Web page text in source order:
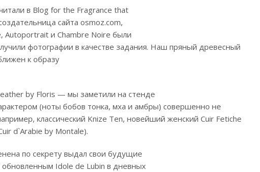
в Blog for the Fragrance that
сайта osmoz.com,
Autoportrait и Chambre Noire были
фотографии в качестве задания. Наш пряный древесный
к образу
by Floris — мы заметили на стенде
(ноты бобов тонка, мха и амбры) совершенно не
классический Knize Ten, новейший женский Cuir Fetiche
d`Arabie by Montale).
по секрету выдал свои будущие
Idole de Lubin в дневных